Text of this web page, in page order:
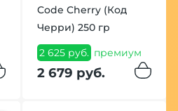
Code Cherry (Код
Черри) 250 гр
2 625 руб. премиум
2 679 руб.